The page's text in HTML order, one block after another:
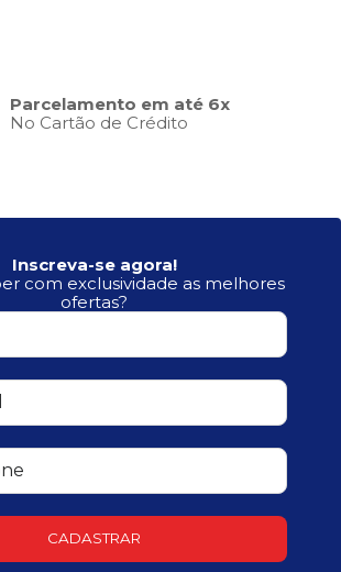
Parcelamento em até 6x
No Cartão de Crédito
Inscreva-se agora!
com exclusividade as melhores
ofertas?
CADASTRAR